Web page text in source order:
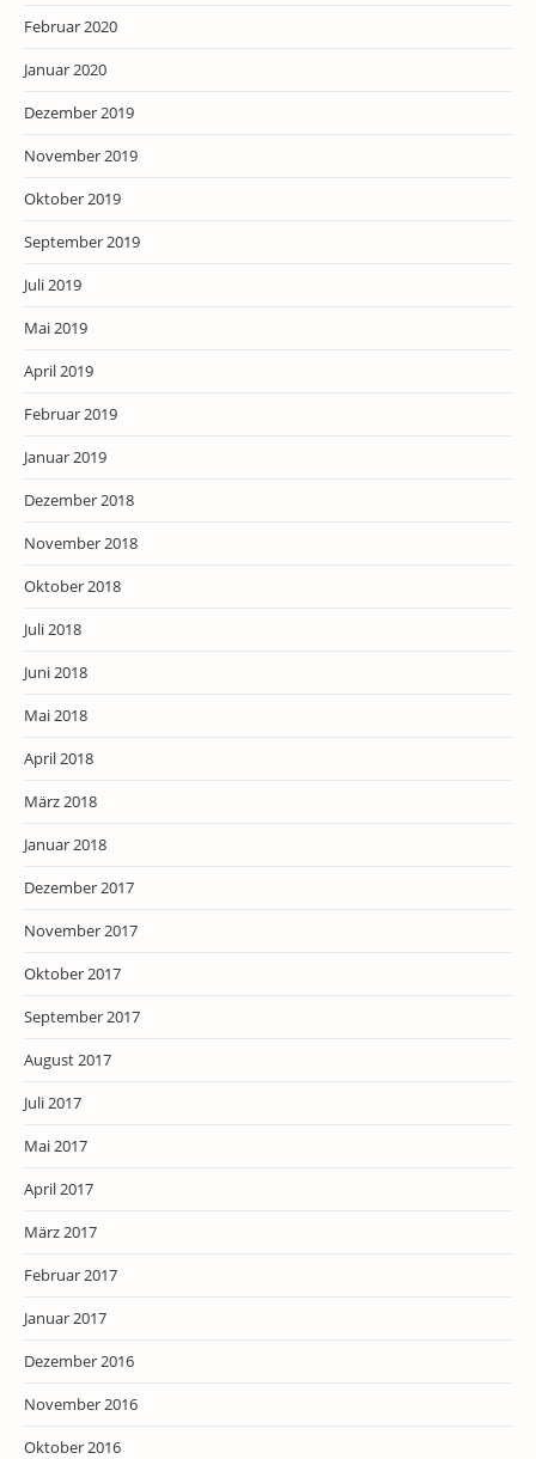
Februar 2020
Januar 2020
Dezember 2019
November 2019
Oktober 2019
September 2019
Juli 2019
Mai 2019
April 2019
Februar 2019
Januar 2019
Dezember 2018
November 2018
Oktober 2018
Juli 2018
Juni 2018
Mai 2018
April 2018
März 2018
Januar 2018
Dezember 2017
November 2017
Oktober 2017
September 2017
August 2017
Juli 2017
Mai 2017
April 2017
März 2017
Februar 2017
Januar 2017
Dezember 2016
November 2016
Oktober 2016